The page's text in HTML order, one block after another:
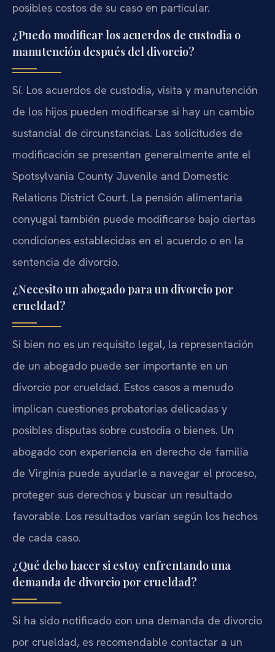
posibles costos de su caso en particular.
¿Puedo modificar los acuerdos de custodia o
manutención después del divorcio?
Sí. Los acuerdos de custodia, visita y manutención
de los hijos pueden modificarse si hay un cambio
sustancial de circunstancias. Las solicitudes de
modificación se presentan generalmente ante el
Spotsylvania County Juvenile and Domestic
Relations District Court. La pensión alimentaria
conyugal también puede modificarse bajo ciertas
condiciones establecidas en el acuerdo o en la
sentencia de divorcio.
¿Necesito un abogado para un divorcio por
crueldad?
Si bien no es un requisito legal, la representación
de un abogado puede ser importante en un
divorcio por crueldad. Estos casos a menudo
implican cuestiones probatorias delicadas y
posibles disputas sobre custodia o bienes. Un
abogado con experiencia en derecho de familia
de Virginia puede ayudarle a navegar el proceso,
proteger sus derechos y buscar un resultado
favorable. Los resultados varían según los hechos
de cada caso.
¿Qué debo hacer si estoy enfrentando una
demanda de divorcio por crueldad?
Si ha sido notificado con una demanda de divorcio
por crueldad, es recomendable contactar a un